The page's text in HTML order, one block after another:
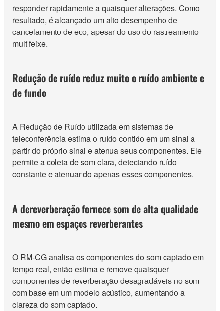
responder rapidamente a quaisquer alterações. Como
resultado, é alcançado um alto desempenho de
cancelamento de eco, apesar do uso do rastreamento
multifeixe.
Redução de ruído reduz muito o ruído ambiente e
de fundo
A Redução de Ruído utilizada em sistemas de
teleconferência estima o ruído contido em um sinal a
partir do próprio sinal e atenua seus componentes. Ele
permite a coleta de som clara, detectando ruído
constante e atenuando apenas esses componentes.
A dereverberação fornece som de alta qualidade
mesmo em espaços reverberantes
O RM-CG analisa os componentes do som captado em
tempo real, então estima e remove quaisquer
componentes de reverberação desagradáveis ​​no som
com base em um modelo acústico, aumentando a
clareza do som captado.